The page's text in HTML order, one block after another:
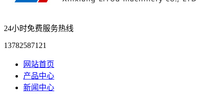
24小时免费服务热线
13782587121
网站首页
产品中心
新闻中心